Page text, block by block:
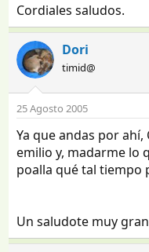
Cordiales saludos.
Dori
timid@
25 Agosto 2005
Ya que andas por
emilio y, madarme lo
poalla qué tal tiempo
Un saludote muy